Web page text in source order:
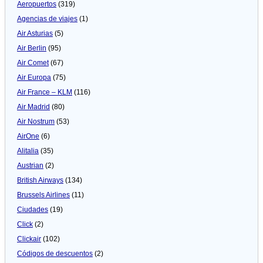
Aeropuertos (319)
Agencias de viajes (1)
Air Asturias (5)
Air Berlin (95)
Air Comet(67)
Air Europa (75)
Air France – KLM (116)
Air Madrid (80)
Air Nostrum (53)
AirOne (6)
Alitalia (35)
Austrian (2)
British Airways (134)
Brussels Airlines (11)
Ciudades (19)
Click (2)
Clickair (102)
Códigos de descuentos (2)